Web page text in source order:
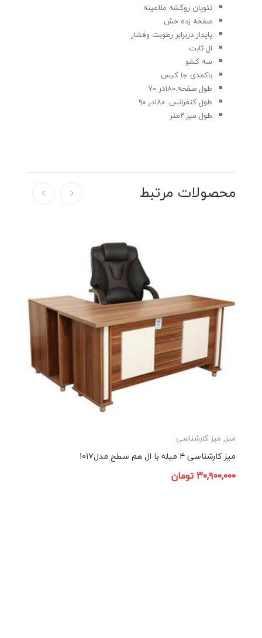
نئوپان روکشه ملامینه
صفحه زده خش
پایدار دربرابر رطوبت وفشار
ال ثابت
سه کشو
باکمدی جا کیس
طول صفحه.۱۸۰در ۷۰
طول کنفرانس. ۱۸۰در ۹۰
طول میز.۲متر
محصولات مرتبط
میز, میز کارشناسی
میز کارشناسی ۴ میله با ال هم سطح مدل۱۰۱۷
۳۰,۹۰۰,۰۰۰تومان